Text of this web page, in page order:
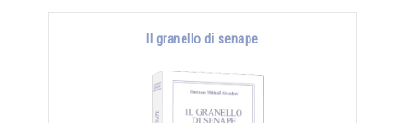
Il granello di senape